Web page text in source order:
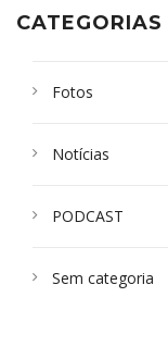
CATEGORIAS
Fotos
Notícias
PODCAST
Sem categoria